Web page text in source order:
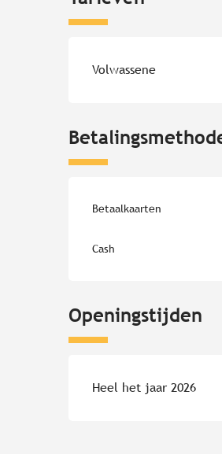
Tarieven 2026
Volwassene
Betaalkaarten
Cash
Openingstijden
Heel het jaar 2026